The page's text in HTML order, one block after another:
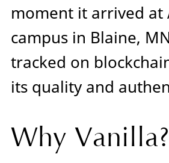
moment it arrived at
campus in Blaine,
tracked on
its quality and
Why Vanilla?